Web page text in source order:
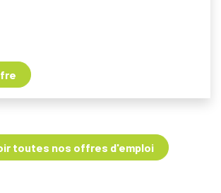
toutes nos offres d'emploi